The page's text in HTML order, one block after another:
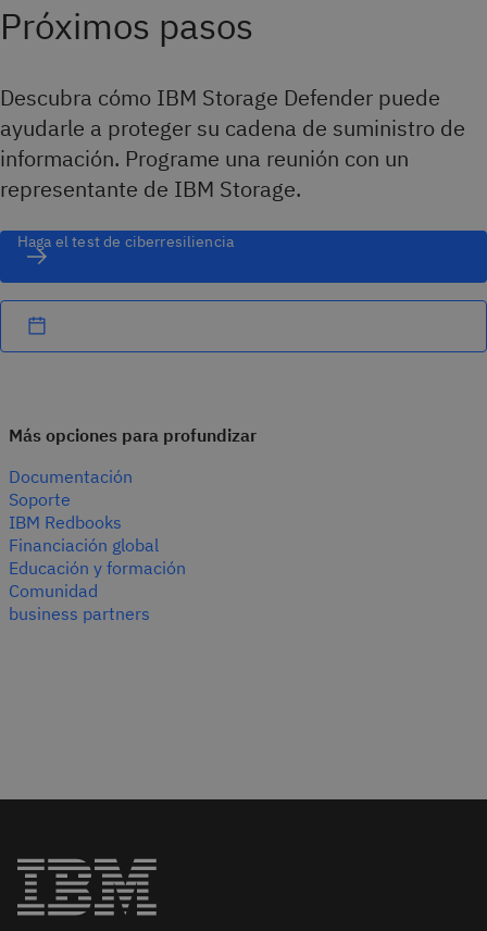
Próximos pasos
Descubra cómo IBM Storage Defender puede
ayudarle a proteger su cadena de suministro de
información. Programe una reunión con un
representante de IBM Storage.
Haga el test de ciberresiliencia
Más opciones para profundizar
Documentación
Soporte
IBM Redbooks
Financiación global
Educación y formación
Comunidad
business partners